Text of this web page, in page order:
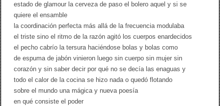
e
t
o
(
M
ó
l
g
o
estado de glamour la cerveza de paso el bolero aquel y si se
quiere el ensamble
la coordinación perfecta más allá de la frecuencia modulaba
el triste sino el ritmo de la razón agitó los cuerpos enardecidos
el pecho cabrío la tersura haciéndose bolas y bolas como
de espuma de jabón vinieron luego sin cuerpo sin mujer sin
corazón y sin saber decir por qué no se decía las enaguas y
todo el calor de la cocina se hizo nada o quedó flotando
sobre el mundo una mágica y nueva poesía
en qué consiste el poder